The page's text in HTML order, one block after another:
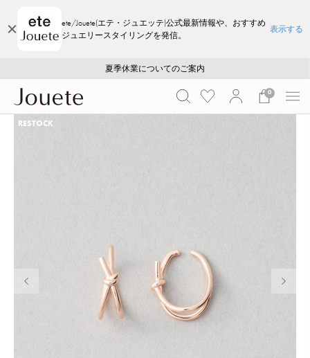
ete/Jouete(エテ・ジュエッテ)公式最新情報や、おすすめ
ジュエリースタイリングを発信。
表示する
採用のご案内
ご注文いただいたお品物のお届け状況について
夏季休業についてのご案内
WEB LIMITED ITEMS >>
採用のご案内
ご注文いただいたお品物のお届け状況について
0
RESTOCK